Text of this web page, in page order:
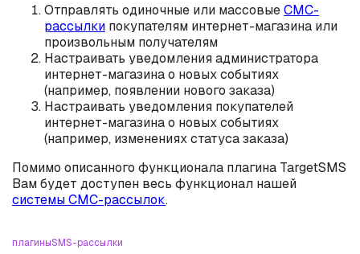
Отправлять одиночные или массовыеСМС-
рассылки покупателям интернет-магазина или
произвольным получателям
Настраивать уведомления администратора
интернет-магазина о новых событиях
(например, появлении нового заказа)
Настраивать уведомления покупателей
интернет-магазина о новых событиях
(например, изменениях статуса заказа)
Помимо описанного функционала плагина TargetSMS
Вам будет доступен весь функционал нашей
системы СМС-рассылок.
плагиныSMS-рассылки